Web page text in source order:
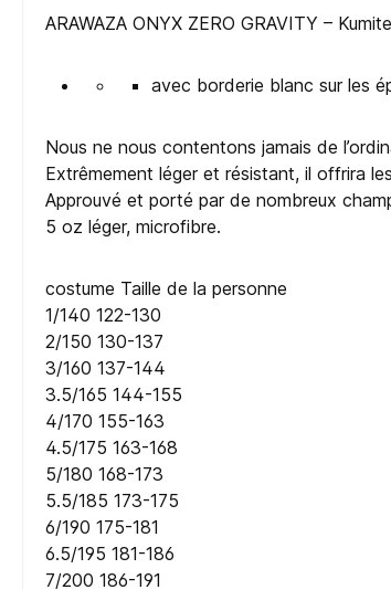
ARAWAZA ONYX ZERO GRAVITY –
avec borderie blanc sur les
Nous ne nous contentons jamais de
Extrêmement léger et résistant, il offrira
Approuvé et porté par de nombreux
5 oz léger, microfibre.
costume Taille de la personne
1/140 122-130
2/150 130-137
3/160 137-144
3.5/165 144-155
4/170 155-163
4.5/175 163-168
5/180 168-173
5.5/185 173-175
6/190 175-181
6.5/195 181-186
7/200 186-191